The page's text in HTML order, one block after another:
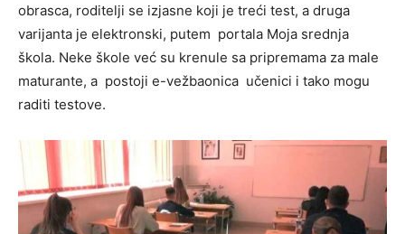
obrasca, roditelji se izjasne koji je treći test, a druga
varijanta je elektronski, putem portala Moja srednja
škola. Neke škole već su krenule sa pripremama za male
maturante, a postoji e-vežbaonica učenici i tako mogu
raditi testove.